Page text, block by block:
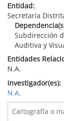
Entidad:
Secretaría
Subdirección
Auditiva y
Entidades
N.A.
Investigador(es):
N.A.
Cartografía o